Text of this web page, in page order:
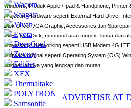
Wacom
Seagate
Vivan
Eyota
DeepCool
Zoomy
Edifier
XFX
Thermaltake
POLYTRON
Samsonite
Windows, Produk Apple / Ipad & Handphone,
Projector, Hardware seperti External Hard Drive,
Disk Drive, VGA Graphic, Accessories dan
USB Flash Disk, monopod atau tongsis, lensa dan
Powerbank, Networking seperti USB Modem 4G
Software original seperti Operating System (O/S)
Gadget lainnya yang lengkap dan murah.
ADVERTISE AT